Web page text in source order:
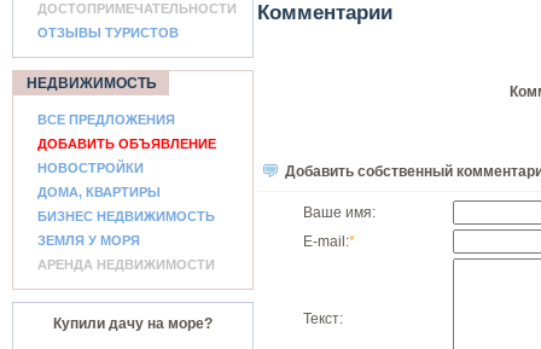
ДОСТОПРИМЕЧАТЕЛЬНОСТИ
ОТЗЫВЫ ТУРИСТОВ
НЕДВИЖИМОСТЬ
ВСЕ ПРЕДЛОЖЕНИЯ
ДОБАВИТЬ ОБЪЯВЛЕНИЕ
НОВОСТРОЙКИ
ДОМА, КВАРТИРЫ
БИЗНЕС НЕДВИЖИМОСТЬ
ЗЕМЛЯ У МОРЯ
АРЕНДА НЕДВИЖИМОСТИ
Купили дачу на море?
Комментарии
Добавить собственный
Ваше имя:
E-mail:*
Текст: